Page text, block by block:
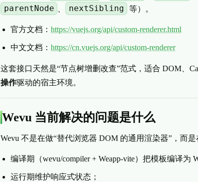
parentNode nextSibling 等）。
官方文档： https://vuejs.org/api/custom-renderer.html
中文文档： https://cn.vuejs.org/api/custom-renderer
这套接口天然是“节点树增删改查”范式，适合 DOM、
操作驱动的宿主环境。
Wevu 当前解决的问题是什么
Wevu 不是在做“替代浏览器 DOM 的通用渲染器”，而是
编译期（wevu/compiler + Weapp-vite）把模板编译为
运行期维护响应式状态；